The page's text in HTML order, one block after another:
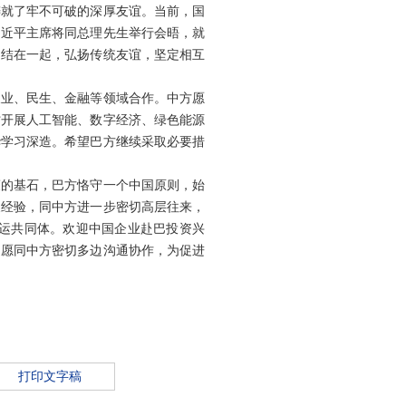
了牢不可破的深厚友谊。当前，国
平主席将同总理先生举行会晤，就
在一起，弘扬传统友谊，坚定相互
、民生、金融等领域合作。中方愿
展人工智能、数字经济、绿色能源
习深造。希望巴方继续采取必要措
基石，巴方恪守一个中国原则，始
验，同中方进一步密切高层往来，
共同体。欢迎中国企业赴巴投资兴
同中方密切多边沟通协作，为促进
打印文字稿